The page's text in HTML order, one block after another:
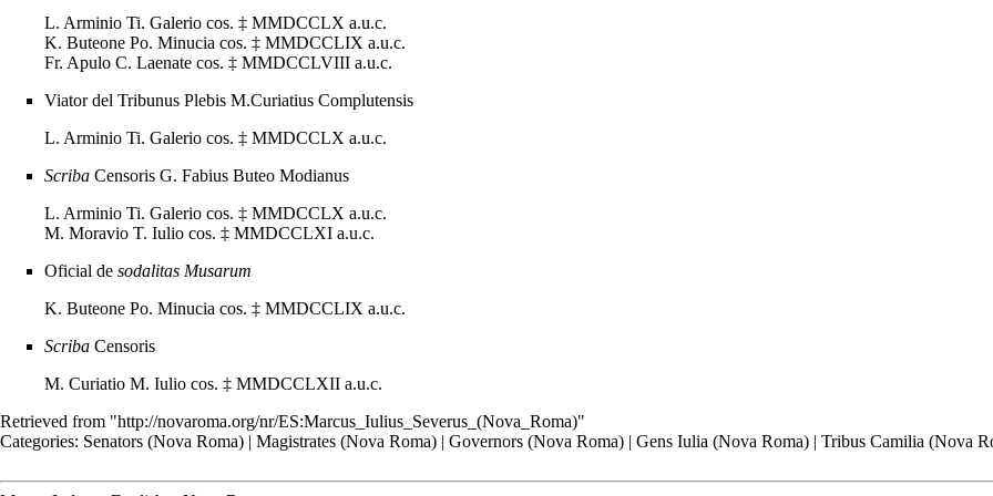
L. Arminio Ti. Galerio cos. ‡ MMDCCLX a.u.c.
K. Buteone Po. Minucia cos. ‡ MMDCCLIX a.u.c.
Fr. Apulo C. Laenate cos. ‡ MMDCCLVIII a.u.c.
Viatordel Tribunus Plebis M.Curiatius Complutensis
L. Arminio Ti. Galerio cos. ‡ MMDCCLX a.u.c.
Scriba Censoris G. Fabius Buteo Modianus
L. Arminio Ti. Galerio cos. ‡ MMDCCLX a.u.c.
M. Moravio T. Iulio cos. ‡ MMDCCLXI a.u.c.
Oficial de sodalitas Musarum
K. Buteone Po. Minucia cos. ‡ MMDCCLIX a.u.c.
Scriba Censoris
M. Curiatio M. Iulio cos. ‡ MMDCCLXII a.u.c.
Retrieved from "http://novaroma.org/nr/ES:Marcus_Iulius_Severus_(Nova_Roma)"
Categories: Senators (Nova Roma) | Magistrates (Nova Roma) | Governors (Nova Roma) | Gens Iulia (Nova Roma) | Tribus Camilia (Nova